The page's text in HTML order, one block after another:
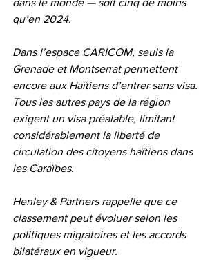
qu’en 2024.
Dans l’espace CARICOM, seuls la
Grenade et Montserrat permettent
encore aux Haïtiens d’entrer sans visa.
Tous les autres pays de la région
exigent un visa préalable, limitant
considérablement la liberté de
circulation des citoyens haïtiens dans
les Caraïbes.
Henley & Partners rappelle que ce
classement peut évoluer selon les
politiques migratoires et les accords
bilatéraux en vigueur.